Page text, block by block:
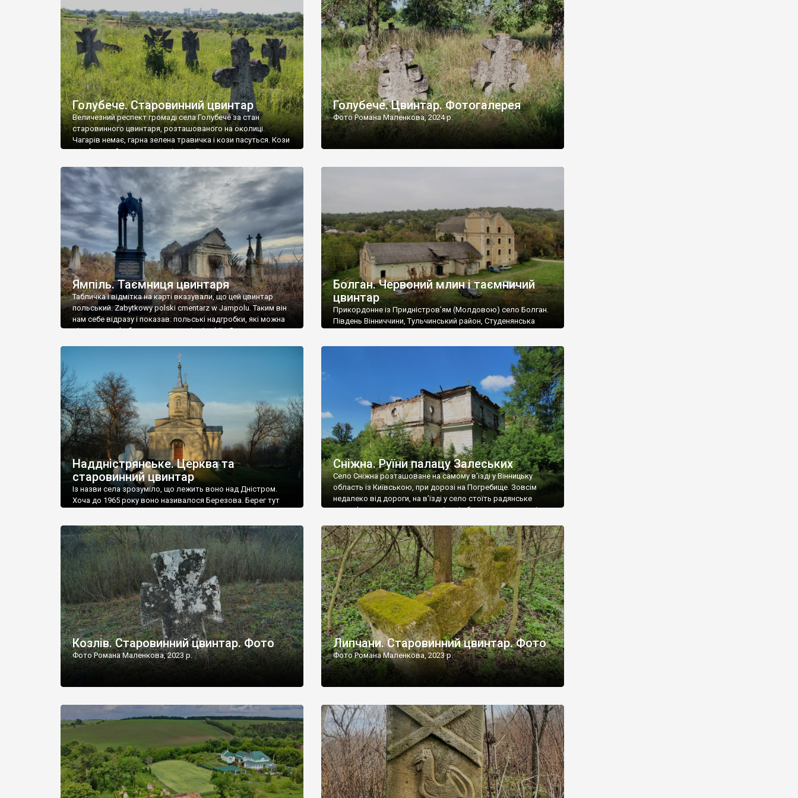
[…]
Голубече. Старовинний цвинтар
Величезний респект громаді села Голубече за стан
старовинного цвинтаря, розташованого на околиці.
Чагарів немає, гарна зелена травичка і кози пасуться. Кози
– найкращий регулятор шкідливої, для старих кладовищ,
бруньками, кози ті бруньки обгризають, бо то улюблений
делікатес. На цвинтарі у Голубечому ціла колекція
різноманітних форм хрестів. Село відносно невелике, […]
Голубече. Цвинтар. Фотогалерея
Фото Романа Маленкова, 2024 р.
Ямпіль. Таємниця цвинтаря
Табличка і відмітка на карті вказували, що цей цвинтар
польський. Zabytkowy polski cmentarz w Jampolu. Таким він
нам себе відразу і показав: польські надгробки, які можна
віднести до фабричних, польські епітафії… Загалом цвинтар
виявилося більше семи гектарів. Перше враження про
абсолютну звичайність польського цвинтаря виявилося
оманливим – […]
Болган. Червоний млин і таємничий
цвинтар
Прикордонне із Придністров’ям (Молдовою) село Болган.
Південь Вінниччини, Тульчинський район, Студенянська
старовинний цвинтар із кам’яними хрестами. Всі епітафії, які
збереглися, написані кирилицею, церковнослов’янською
мовою. За всіма традиційними ознаками – цвинтар
український. Хрести датуються 19 століттям. У 1924-1940
роках Болган […]
Наддністрянське. Церква та
старовинний цвинтар
Із назви села зрозуміло, що лежить воно над Дністром.
Хоча до 1965 року воно називалося Березова. Берег тут
Наддністрянське відрізняється від більшості навколишніх
сіл. У селі є мурована Михайлівська церква. Точної дати […]
Сніжна. Руїни палацу Залеських
Село Сніжна розташоване на самому в’їзді у Вінницьку
область із Київською, при дорозі на Погребище. Зовсім
недалеко від дороги, на в’їзді у село стоїть радянське
рельєфне пано, яке показує жінку і яблуню, а трохи далі,
дороги їх не видно, але видно дві стареньких колії у траві –
[…]
Козлів. Старовинний цвинтар. Фото
Фото Романа Маленкова, 2023 р.
Липчани. Старовинний цвинтар. Фото
Фото Романа Маленкова, 2023 р.